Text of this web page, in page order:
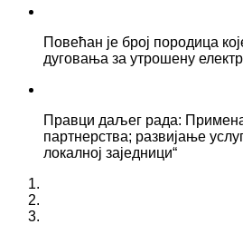
Повећан је број породица
дуговања за утрошену
Правци даљег рада: Примена
партнерства; развијање
локалној заједници“